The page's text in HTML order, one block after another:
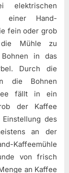
einer Hand-
fein oder grob
Mühle zu
in das
Durch die
die Bohnen
fällt in ein
der Kaffee
des
an der
Kaffeemühle
von frisch
an Kaffee